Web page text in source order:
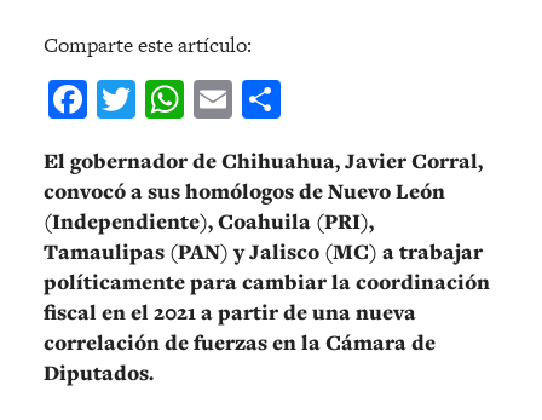
Comparte este artículo:
Facebook
Twitter
WhatsApp
Email
El gobernador de Chihuahua, Javier Corral,
convocó a sus homólogos de Nuevo León
(Independiente), Coahuila (PRI),
Tamaulipas (PAN) y Jalisco (MC) a trabajar
políticamente para cambiar la coordinación
fiscal en el 2021 a partir de una nueva
correlación de fuerzas en la Cámara de
Diputados.